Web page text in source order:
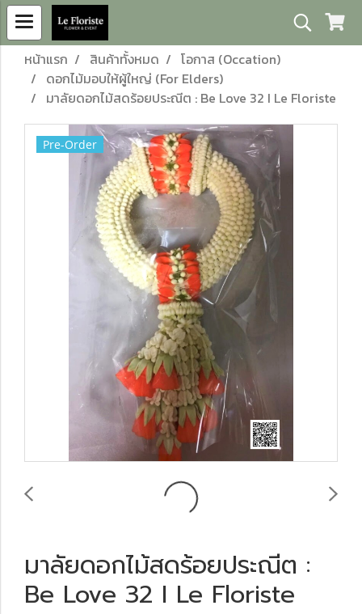
หน้าแรก สินค้าทั้งหมด
โอกาส (Occation)
ดอกไม้มอบให้ผู้ใหญ่ (For Elders)
มาลัยดอกไม้สดร้อยประณีต : Be Love 32 I Le Floriste
Pre-Order
มาลัยดอกไม้สดร้อยประณีต :
Be Love 32 I Le Floriste